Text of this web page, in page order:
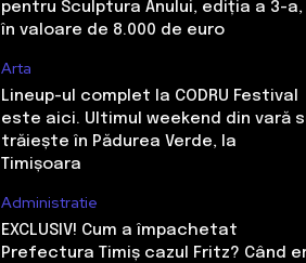
pentru Sculptura Anului, ediția a 3-a,
în valoare de 8.000 de euro
Arta
Lineup-ul complet la CODRU Festival
este aici. Ultimul weekend din vară
trăiește în Pădurea Verde, la
Timișoara
Administratie
EXCLUSIV! Cum a împachetat
Prefectura Timiș cazul Fritz? Când